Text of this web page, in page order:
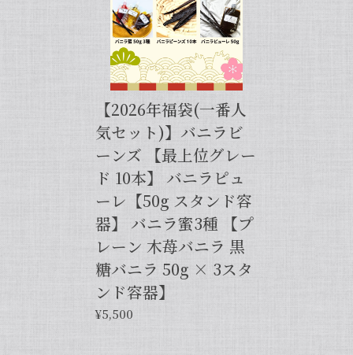
2024/06/14
プリンをよく作るので購入しました。 今までは安価
なバニラエッセンスを仕方なく使っていました。 バ
ニラビーンズは手間がかかるし、バニラペーストは添
加物入っているし… 色々調べているうちに、無添加
のこちらの商品に辿り着きました。 やはり本物は違
いますね！ プリンだけでなくクッキーやマフィン等
にも使って楽しんでます♪
この度は当店をご利用いただきまして、
誠にありがとうございます！完全無添
加・バニラピューレを気に入ってくださ
り、大変嬉しく思います。こちらの商品
【2026年福袋(一番人
気セット)】バニラビ
ーンズ 【最上位グレー
ド 10本】 バニラピュ
ーレ【50g スタンド容
器】 バニラ蜜3種 【プ
レーン 木苺バニラ 黒
糖バニラ 50g × 3スタ
ンド容器】
¥5,500